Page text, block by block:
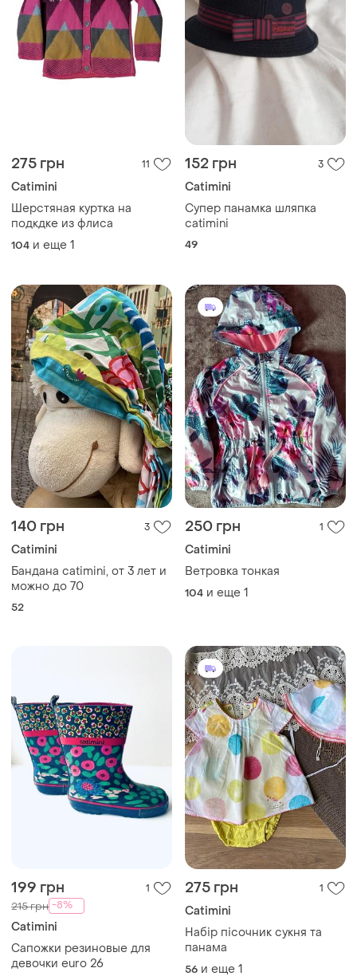
275 грн 11
Catimini
Шерстяная куртка на
подкдке из флиса
104 и еще 1
152 грн 3
Catimini
Супер панамка шляпка
catimini
49
140 грн 3
Catimini
Бандана catimini, от 3 лет и
можно до 70
52
250 грн 1
Catimini
Ветровка тонкая
104 и еще 1
199 грн 1
215 грн -8%
Catimini
Сапожки резиновые для
девочки euro 26
275 грн 1
Catimini
Набір пісочник сукня та
панама
56 и еще 1